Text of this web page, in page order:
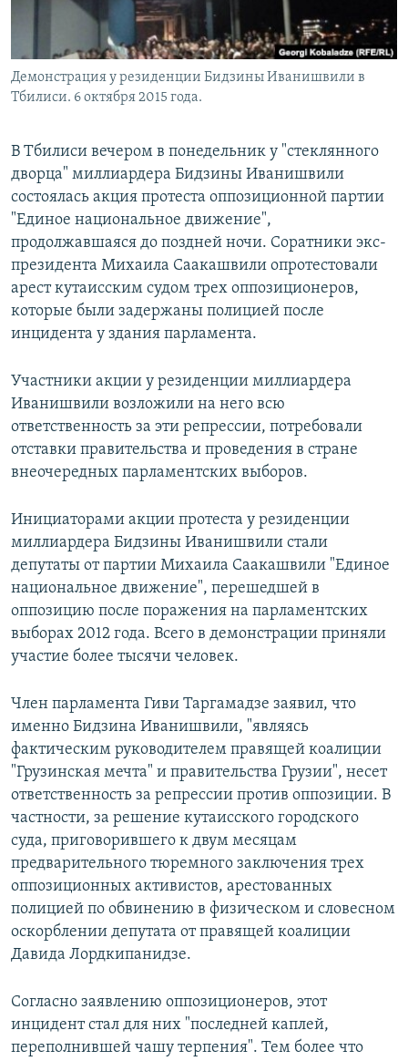
Демонстрация у резиденции Бидзины Иванишвили в
Тбилиси. 6 октября 2015 года.
В Тбилиси вечером в понедельник у "стеклянного
дворца" миллиардера Бидзины Иванишвили
состоялась акция протеста оппозиционной партии
"Единое национальное движение",
продолжавшаяся до поздней ночи. Соратники экс-
президента Михаила Саакашвили опротестовали
арест кутаисским судом трех оппозиционеров,
которые были задержаны полицией после
инцидента у здания парламента.
Участники акции у резиденции миллиардера
Иванишвили возложили на него всю
ответственность за эти репрессии, потребовали
отставки правительства и проведения в стране
внеочередных парламентских выборов.
Инициаторами акции протеста у резиденции
миллиардера Бидзины Иванишвили стали
депутаты от партии Михаила Саакашвили "Единое
национальное движение", перешедшей в
оппозицию после поражения на парламентских
выборах 2012 года. Всего в демонстрации приняли
участие более тысячи человек.
Член парламента Гиви Таргамадзе заявил, что
именно Бидзина Иванишвили, "являясь
фактическим руководителем правящей коалиции
"Грузинская мечта" и правительства Грузии", несет
ответственность за репрессии против оппозиции. В
частности, за решение кутаисского городского
суда, приговорившего к двум месяцам
предварительного тюремного заключения трех
оппозиционных активистов, арестованных
полицией по обвинению в физическом и словесном
оскорблении депутата от правящей коалиции
Давида Лордкипанидзе.
Согласно заявлению оппозиционеров, этот
инцидент стал для них "последней каплей,
переполнившей чашу терпения". Тем более что